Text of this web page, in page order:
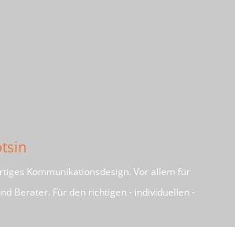
Kommunikationsdesign. Vor allem für
Berater. Für den richtigen - individuellen -